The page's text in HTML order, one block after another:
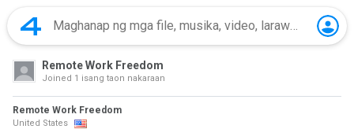
Remote Work Freedom
Joined 1 isang taon nakaraan
Remote Work Freedom
United States